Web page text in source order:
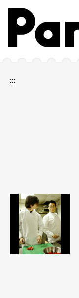
跳到主要內容區塊
網站導覽
:::